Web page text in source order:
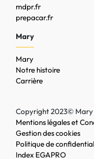
mdpr.fr
prepacar.fr
Mary
Mary
Notre histoire
Carrière
Copyright 2023© Mary
Mentions légales et
Gestion des cookies
Politique de
Index EGAPRO